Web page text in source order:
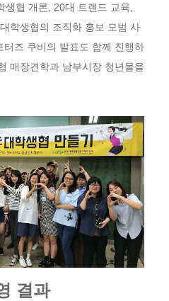
협 개론, 20대 트렌드 교육,
학생협의 조직화 홍보 모범 사
즈 쿠비의 발표도 함께 진행하
매장견학과 남부시장 청년몰을
결과